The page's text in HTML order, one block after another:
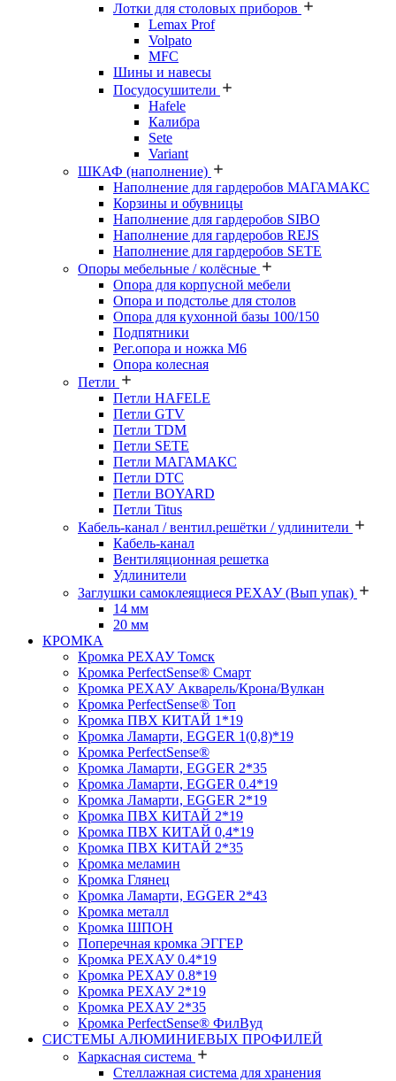
Лотки для столовых приборов
Lemax Prof
Volpato
MFC
Шины и навесы
Посудосушители
Hafele
Калибра
Sete
Variant
ШКАФ (наполнение)
Наполнение для гардеробов МАГАМАКС
Корзины и обувницы
Наполнение для гардеробов SIBO
Наполнение для гардеробов REJS
Наполнение для гардеробов SETE
Опоры мебельные / колёсные
Опора для корпусной мебели
Опора и подстолье для столов
Опора для кухонной базы 100/150
Подпятники
Рег.опора и ножка М6
Опора колесная
Петли
Петли HAFELE
Петли GTV
Петли TDM
Петли SETE
Петли МАГАМАКС
Петли DTC
Петли BOYARD
Петли Titus
Кабель-канал / вентил.решётки / удлинители
Кабель-канал
Вентиляционная решетка
Удлинители
Заглушки самоклеящиеся РЕХАУ (Вып упак)
14 мм
20 мм
КРОМКА
Кромка PЕХАУ Томск
Кромка PerfectSense® Смарт
Кромка PЕХАУ Акварель/Крона/Вулкан
Кромка PerfectSense® Топ
Кромка ПВХ КИТАЙ 1*19
Кромка Ламарти, EGGER 1(0,8)*19
Кромка PerfectSense®
Кромка Ламарти, EGGER 2*35
Кромка Ламарти, EGGER 0.4*19
Кромка Ламарти, EGGER 2*19
Кромка ПВХ КИТАЙ 2*19
Кромка ПВХ КИТАЙ 0,4*19
Кромка ПВХ КИТАЙ 2*35
Кромка меламин
Кромка Глянец
Кромка Ламарти, EGGER 2*43
Кромка металл
Кромка ШПОН
Поперечная кромка ЭГГЕР
Кромка PЕХАУ 0.4*19
Кромка PЕХАУ 0.8*19
Кромка PЕХАУ 2*19
Кромка PЕХАУ 2*35
Кромка PerfectSense® ФилВуд
СИСТЕМЫ АЛЮМИНИЕВЫХ ПРОФИЛЕЙ
Каркасная система
Стеллажная система для хранения